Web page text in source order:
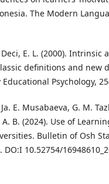
The Modern
E. L. (2000). Intrinsic
definitions and new
Psychology,
E. Musabaeva, G. M.
B. (2024). Use of
Bulletin of Osh
10.52754/